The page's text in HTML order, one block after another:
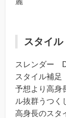
スタイル
スレンダー
スタイル補足
予想より高身
ル抜群うつく
高身長のスタ